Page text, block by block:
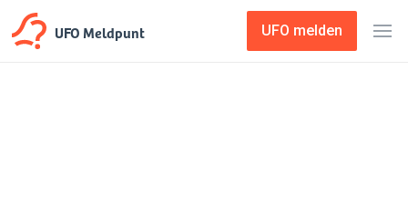
UFO Meldpunt UFO melden